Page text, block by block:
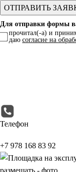
Для отправки формы
прочитал(-а) и
даю согласие на
Телефон
+7 978 168 83 92